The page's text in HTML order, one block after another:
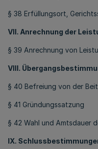
§ 38 Erfüllungsort,
VII. Anrechnung der
§ 39 Anrechnung von
VIII.
§ 40 Befreiung von der
§ 41 Gründungssatzung
§ 42 Wahl und Amtsdauer
IX.